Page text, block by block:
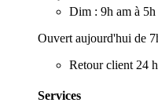
Dim : 9h am à 5h
Ouvert aujourd'hui de
Retour client 24
Services